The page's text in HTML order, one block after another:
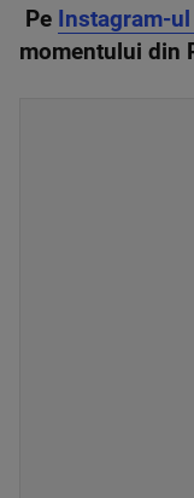
Pe Instagram-
momentului din